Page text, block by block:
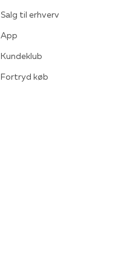
Salg til erhverv
App
Kundeklub
Fortryd køb